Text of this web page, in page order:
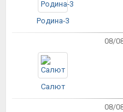
Родина-3
08/
Салют
08/